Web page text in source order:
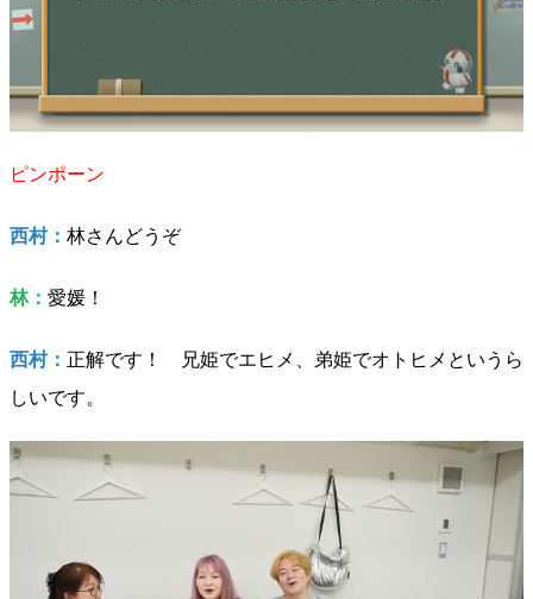
ピンポーン
西村： 林さんどうぞ
林： 愛媛！
西村： 正解です！ 兄姫でエヒメ、弟姫でオトヒメというら
しいです。